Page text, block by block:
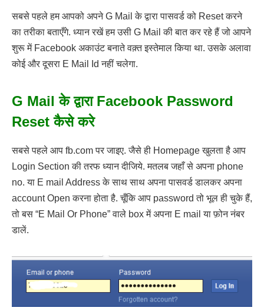
सबसे पहले हम आपको अपने G Mail के द्वारा पासवर्ड को Reset करने
का तरीका बताएँगे. ध्यान रखें हम उसी G Mail की बात कर रहे हैं जो आपने
शुरू में Facebook अकाउंट बनाते वक़्त इस्तेमाल किया था. उसके अलावा
कोई और दूसरा E Mail Id नहीं चलेगा.
G Mail के द्वारा Facebook Password
Reset कैसे करे
सबसे पहले आप fb.com पर जाइए. जैसे ही Homepage खुलता है आप
Login Section की तरफ ध्यान दीजिये. मतलब जहाँ से अपना phone
no. या E mail Address के साथ साथ अपना पासवर्ड डालकर अपना
account Open करना होता है. चूँकि आप password तो भूल ही चुके हैं,
तो बस “E Mail Or Phone” वाले box में अपना E mail या फ़ोन नंबर
डालें.